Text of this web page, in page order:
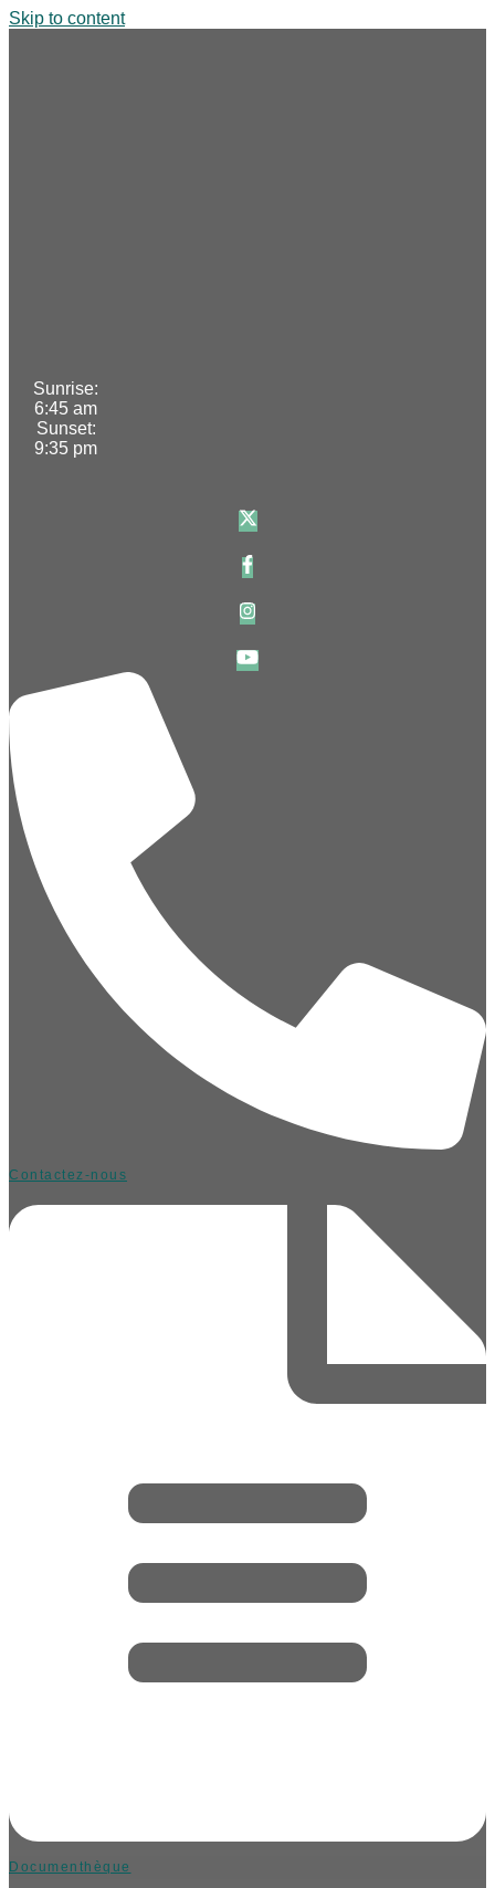
Skip to content
Sunrise:
6:45 am
Sunset:
9:35 pm
Contactez-nous
Documenthèque